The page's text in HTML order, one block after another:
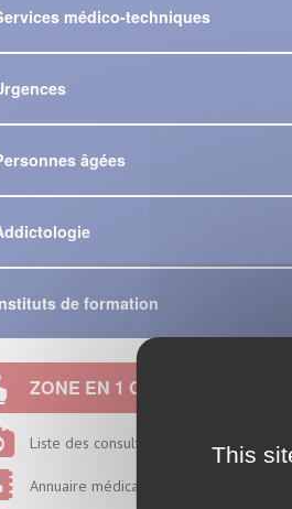
médico-techniques
âgées
de formation
ZONE EN 1 CLIC
Liste des consultations
Annuaire médical
This